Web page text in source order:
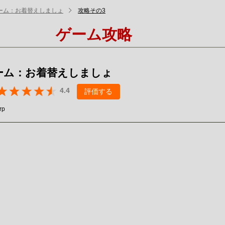
ム：お着替えしましょ 攻略その3
ゲーム攻略
ム：お着替えしましょ
4.4 評価する